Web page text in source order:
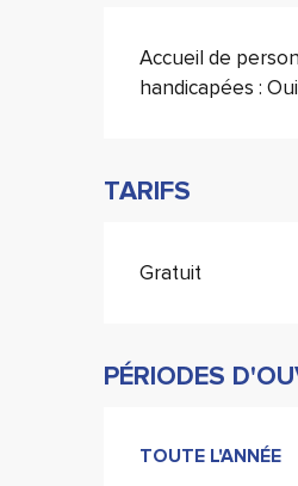
Accueil de
handicapées : Oui
TARIFS
Gratuit
PÉRIODES
TOUTE L'ANNÉE
TOUTE L'ANNÉE